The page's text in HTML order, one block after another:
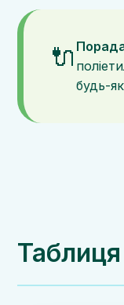
🔌
будь-